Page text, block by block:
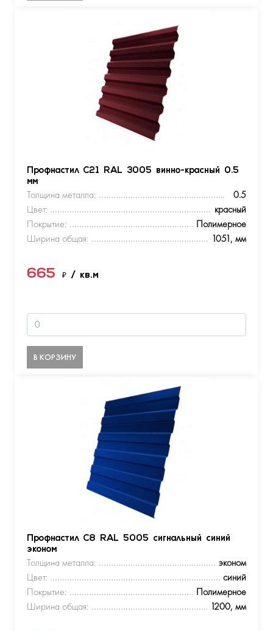
Профнастил С21 RAL 3005 винно-красный 0.5
мм
Толщина металла:
0.5
Цвет:
красный
Покрытие:
Полимерное
Ширина общая:
1051, мм
665 ₽ / кв.м
В КОРЗИНУ
Профнастил С8 RAL 5005 сигнальный синий
эконом
Толщина металла:
эконом
Цвет:
синий
Покрытие:
Полимерное
Ширина общая:
1200, мм